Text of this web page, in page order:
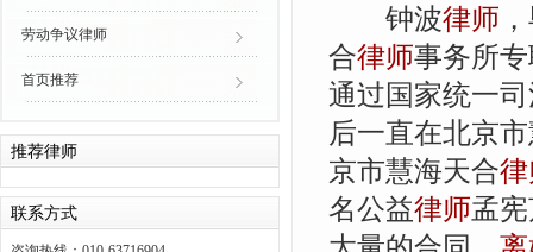
钟波律师
合律师事务所
通过国家统一
后一直在北京
京市慧海天合
名公益律师孟
劳动争议律师
首页推荐
推荐律师
联系方式